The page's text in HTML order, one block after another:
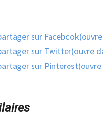
sur
sur Twitter(ouvre
sur